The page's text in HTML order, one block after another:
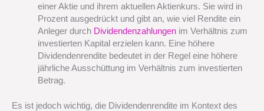
einer Aktie und ihrem aktuellen Aktienkurs. Sie wird in
Prozent ausgedrückt und gibt an, wie viel Rendite ein
Anleger durch Dividendenzahlungenim Verhältnis zum
investierten Kapital erzielen kann. Eine höhere
Dividendenrendite bedeutet in der Regel eine höhere
jährliche Ausschüttung im Verhältnis zum investierten
Betrag.
Es ist jedoch wichtig, die Dividendenrendite im Kontext des